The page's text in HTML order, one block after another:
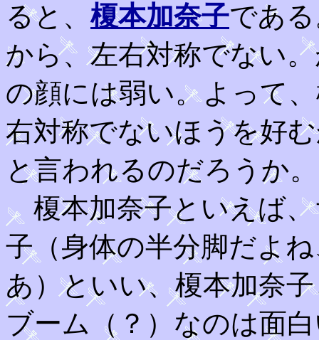
ると、 榎本加奈子であ
から、左右対称でない
の顔には弱い。よって
右対称でないほうを好
と言われるのだろうか。
榎本加奈子といえば、
子（身体の半分脚だよ
あ）といい、榎本加奈
ブーム（？）なのは面